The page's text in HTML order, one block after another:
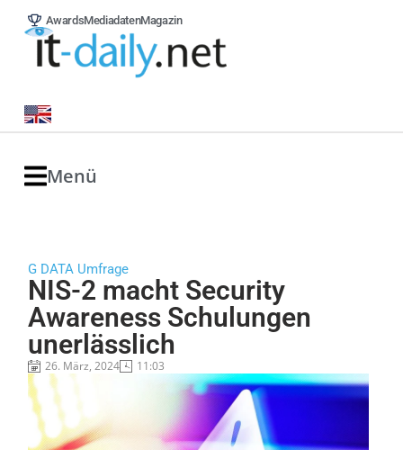
AwardsMediadatenMagazin
Menü
G DATA Umfrage
NIS-2 macht Security
Awareness Schulungen
unerlässlich
26. März, 2024 11:03